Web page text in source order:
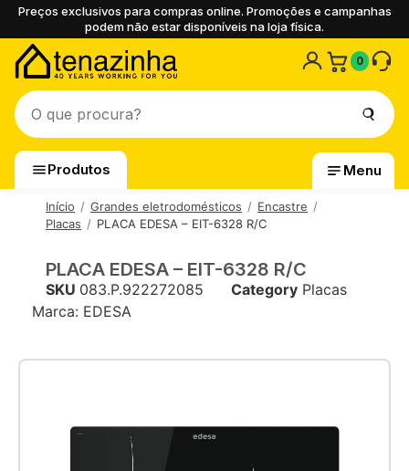
Preços exclusivos para compras online. Promoções e campanhas
podem não estar disponíveis na loja física.
0
Produtos Menu
Início Grandes eletrodomésticos
Encastre
Placas
PLACA EDESA – EIT-6328 R/C
PLACA EDESA – EIT-6328 R/C
SKU 083.P.922272085 Category Placas
Marca: EDESA